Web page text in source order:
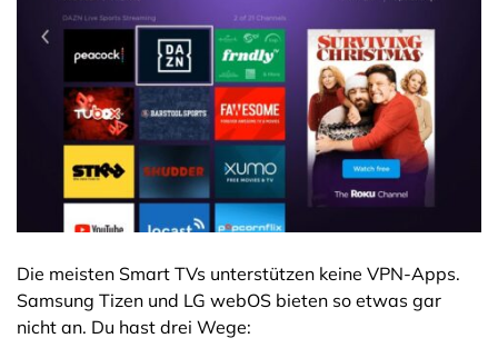
Die meisten Smart TVs unterstützen keine VPN-Apps.
Samsung Tizen und LG webOS bieten so etwas gar
nicht an. Du hast drei Wege: